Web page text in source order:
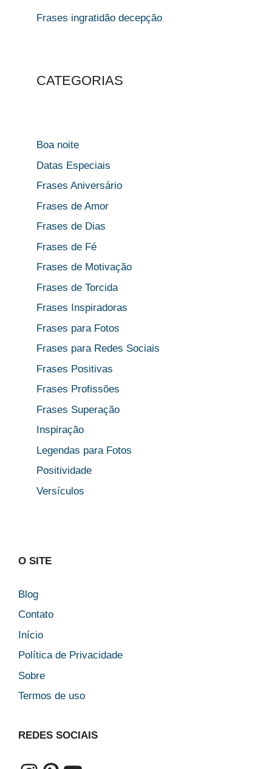
Frases ingratidão decepção
CATEGORIAS
Boa noite
Datas Especiais
Frases Aniversário
Frases de Amor
Frases de Dias
Frases de Fé
Frases de Motivação
Frases de Torcida
Frases Inspiradoras
Frases para Fotos
Frases para Redes Sociais
Frases Positivas
Frases Profissões
Frases Superação
Inspiração
Legendas para Fotos
Positividade
Versículos
O SITE
Blog
Contato
Início
Política de Privacidade
Sobre
Termos de uso
REDES SOCIAIS